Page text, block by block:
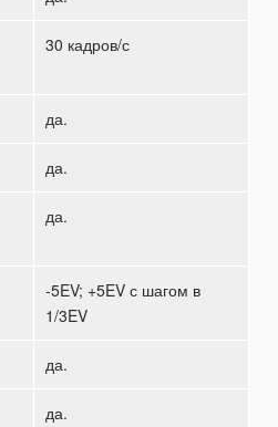
30 кадров/с
да.
да.
да.
-5EV; +5EV с шагом в
1/3EV
да.
да.